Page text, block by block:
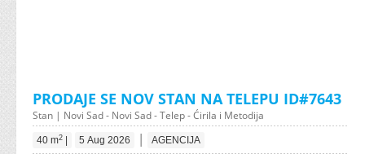
PRODAJE SE NOV STAN NA TELEPU ID#7643
Stan | Novi Sad - Novi Sad - Telep - Ćirila i Metodija
40 m2 5 Aug 2026 | AGENCIJA